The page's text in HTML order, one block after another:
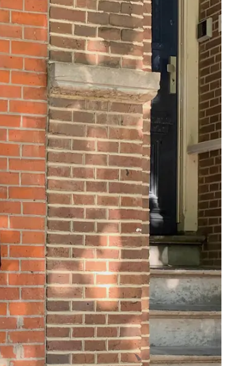
Hà Nội thu hút bác sĩ về trạm y
tế, tạo điều kiện để người dân
tiếp cận các dịch vụ y tế kỹ thuật
cao